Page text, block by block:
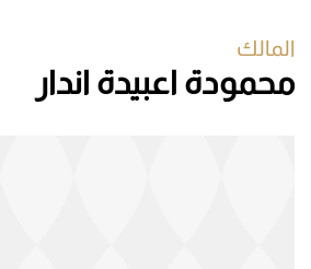
المالك
محمودة اعبيدة اندار